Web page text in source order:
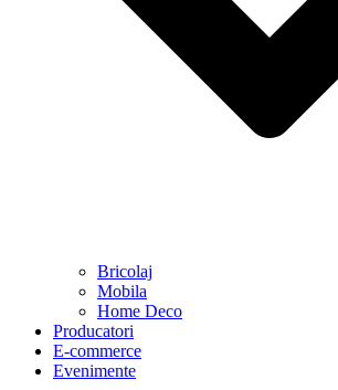
Bricolaj
Mobila
Home Deco
Producatori
E-commerce
Evenimente